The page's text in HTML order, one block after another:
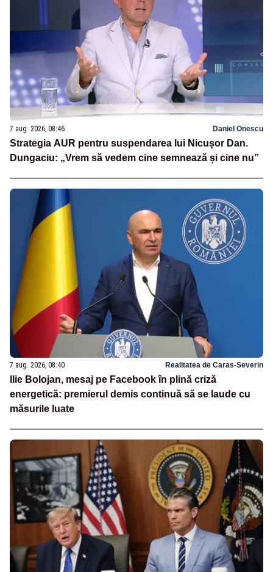
7 aug. 2026, 08:46 Daniel Onescu
Strategia AUR pentru suspendarea lui Nicușor Dan.
Dungaciu: „Vrem să vedem cine semnează și cine nu”
7 aug. 2026, 08:40 Realitatea de Caras-Severin
Ilie Bolojan, mesaj pe Facebook în plină criză
energetică: premierul demis continuă să se laude cu
măsurile luate